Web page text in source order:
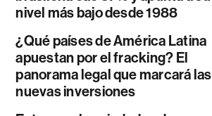
nivel más bajo desde 1988
¿Qué países de América Latina
apuestan por el fracking? El
panorama legal que marcará las
nuevas inversiones